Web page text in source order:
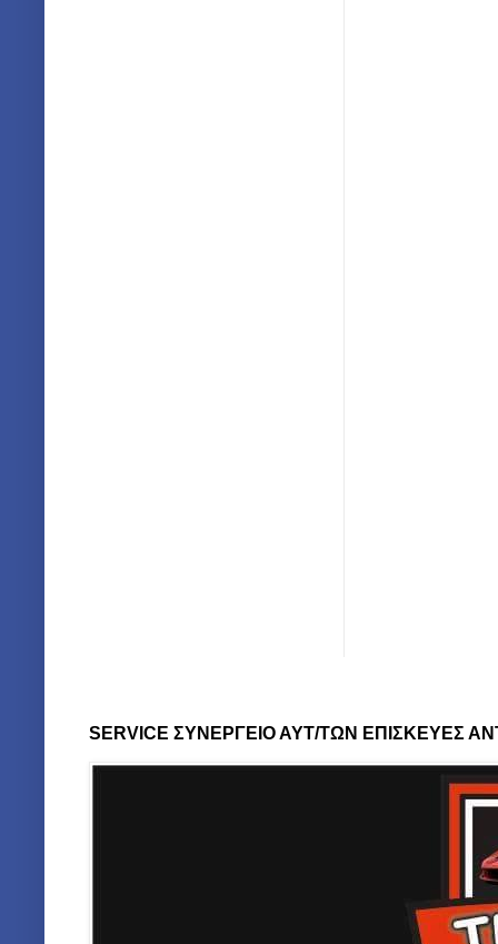
SERVICE ΣΥΝΕΡΓΕΙΟ ΑΥΤ/ΤΩΝ ΕΠΙΣΚΕΥΕΣ